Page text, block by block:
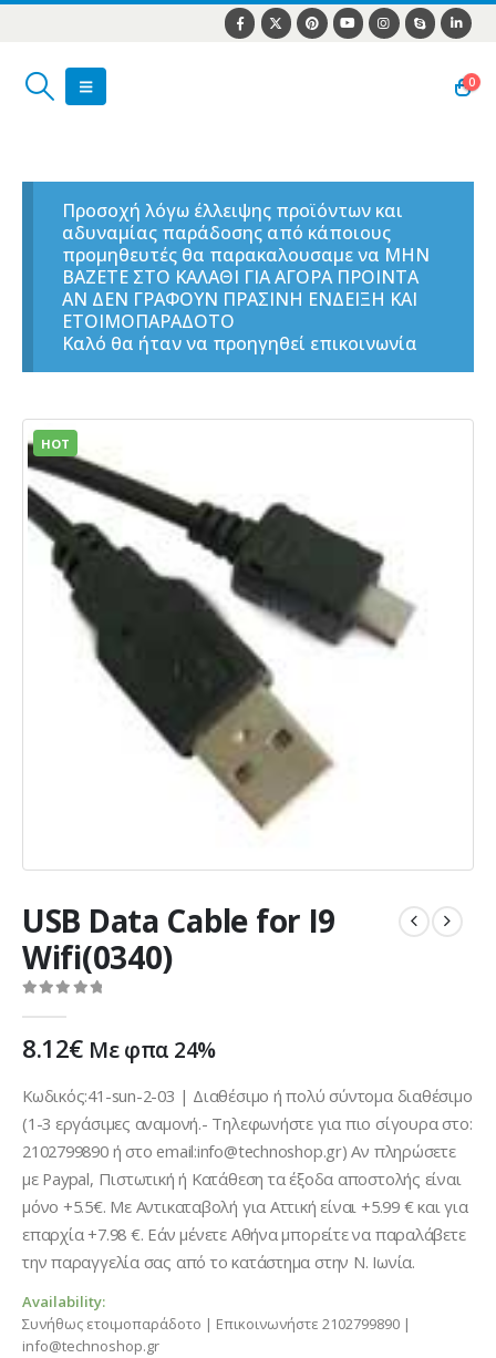
0
Προσοχή λόγω έλλειψης προϊόντων και
αδυναμίας παράδοσης από κάποιους
προμηθευτές θα παρακαλουσαμε να ΜΗΝ
ΒΑΖΕΤΕ ΣΤΟ ΚΑΛΑΘΙ ΓΙΑ ΑΓΟΡΑ ΠΡΟΙΝΤΑ
ΑΝ ΔΕΝ ΓΡΑΦΟΥΝ ΠΡΑΣΙΝΗ ΕΝΔΕΙΞΗ ΚΑΙ
ΕΤΟΙΜΟΠΑΡΑΔΟΤΟ
Καλό θα ήταν να προηγηθεί επικοινωνία
HOT
USB Data Cable for I9
Wifi(0340)
8.12€ Με φπα 24%
Κωδικός:41-sun-2-03 | Διαθέσιμο ή πολύ σύντομα διαθέσιμο
(1-3 εργάσιμες αναμονή.- Τηλεφωνήστε για πιο σίγουρα στο:
2102799890 ή στο email:info@technoshop.gr) Αν πληρώσετε
με Paypal, Πιστωτική ή Κατάθεση τα έξοδα αποστολής είναι
μόνο +5.5€. Με Αντικαταβολή για Αττική είναι +5.99 € και για
επαρχία +7.98 €. Εάν μένετε Αθήνα μπορείτε να παραλάβετε
την παραγγελία σας από το κατάστημα στην Ν. Ιωνία.
Availability:
Συνήθως ετοιμοπαράδοτο | Επικοινωνήστε 2102799890 |
info@technoshop.gr